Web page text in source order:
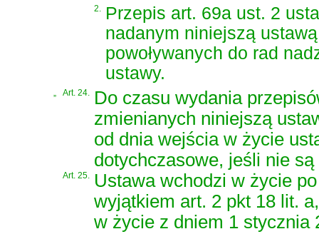
2. Przepis art. 69a ust. 2
nadanym niniejszą
powoływanych do rad
ustawy.
„ Art. 24. Do czasu wydania
zmienianych niniejszą
od dnia wejścia w życie
dotychczasowe, jeśli nie
Art. 25. Ustawa wchodzi w życie
wyjątkiem art. 2 pkt 18 lit.
w życie z dniem 1 stycznia